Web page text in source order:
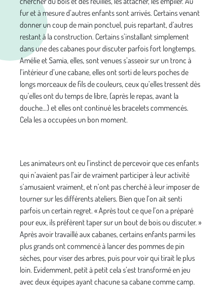
fur et à mesure d’autres enfants sont arrivés. Certains venant
donner un coup de main ponctuel, puis repartant, d’autres
restant à la construction. Certains s’installant simplement
dans une des cabanes pour discuter parfois fort longtemps.
Amélie et Samia, elles, sont venues s’asseoir sur un tronc à
l’intérieur d’une cabane, elles ont sorti de leurs poches de
longs morceaux de fils de couleurs, ceux qu’elles tressent dès
qu’elles ont du temps de libre, (après le repas, avant la
douche…) et elles ont continué les bracelets commencés.
Cela les a occupées un bon moment.
Les animateurs ont eu l’instinct de percevoir que ces enfants
qui n’avaient pas l’air de vraiment participer à leur activité
s’amusaient vraiment, et n’ont pas cherché à leur imposer de
tourner sur les différents ateliers. Bien que l’on ait senti
parfois un certain regret. « Après tout ce que l’on a préparé
pour eux, ils préfèrent taper sur un bout de bois ou discuter. »
Après avoir travaillé aux cabanes, certains enfants parmi les
plus grands ont commencé à lancer des pommes de pin
sèches, pour viser des arbres, puis pour voir qui tirait le plus
loin. Evidemment, petit à petit cela s’est transformé en jeu
avec deux équipes ayant chacune sa cabane comme camp.